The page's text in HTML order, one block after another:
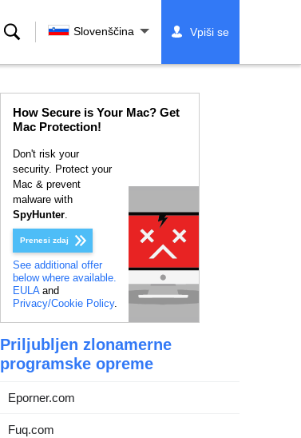
Iskanje Slovenščina Vpiši se
How Secure is Your Mac? Get
Mac Protection!
Don't risk your
security. Protect your
Mac & prevent
malware with
SpyHunter.
Prenesi zdaj
See additional offer
below where available.
EULAand
Privacy/Cookie Policy.
Priljubljen zlonamerne
programske opreme
Eporner.com
Fuq.com